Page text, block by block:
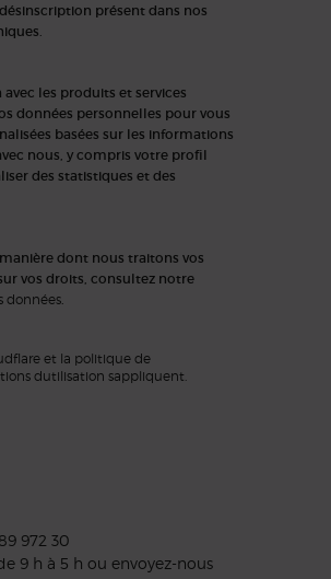
présent dans nos
les produits et services
données personnelles pour vous
basées sur les informations
nous, y compris votre profil
des statistiques et des
dont nous traitons vos
vos droits, consultez notre
données
et la politique de
dutilisation sappliquent.
972 30
9 h à 5 h ou envoyez-nous